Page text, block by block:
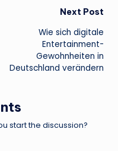
Next Post
Wie sich digitale
Entertainment-
Gewohnheiten in
Deutschland verändern
start the discussion?